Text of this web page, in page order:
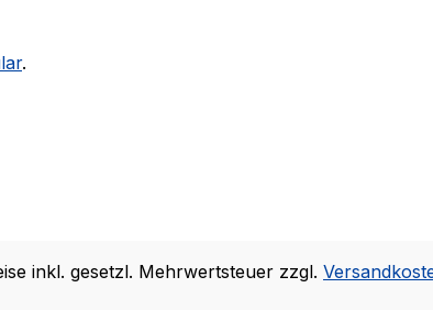
.
inkl. gesetzl. Mehrwertsteuer zzgl.